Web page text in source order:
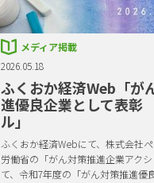
メディア掲載
2026.05.18
ふくおか経済Web「が
進優良企業として表
ル」
ふくおか経済Webにて、株式会社
労働省の「がん対策推進企業アク
て、令和7年度の「がん対策推進優